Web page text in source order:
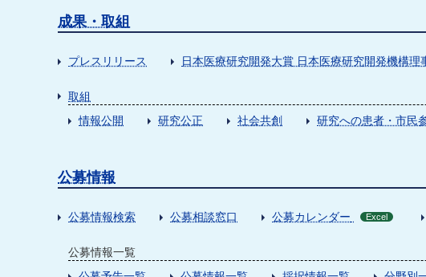
成果・取組
プレスリリース 日本医療研究開発大賞 日本医療研究開発機構理
取組
情報公開
研究公正 社会共創 研究への患者・市民
公募情報
公募情報検索 公募相談窓口 公募カレンダー Excel
公募情報一覧